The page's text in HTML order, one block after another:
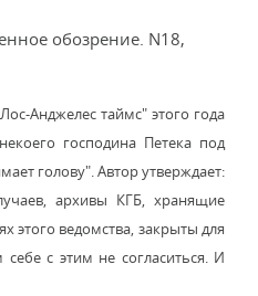
обозрение. N18,
Анджелес таймс" этого года
господина Петека под
голову". Автор утверждает:
архивы КГБ, хранящие
этого ведомства, закрыты для
с этим не согласиться. И